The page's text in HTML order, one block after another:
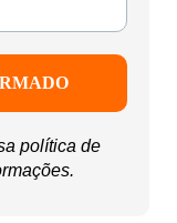
política de